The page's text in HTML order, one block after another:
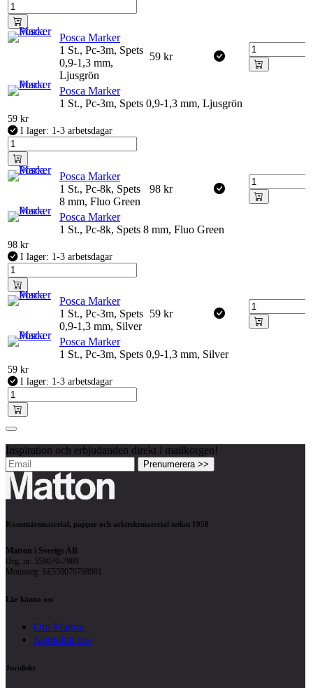
Posca Marker
1 St., Pc-3m, Spets
0,9-1,3 mm,
Ljusgrön
59 kr
Posca Marker
1 St., Pc-3m, Spets 0,9-1,3 mm, Ljusgrön
59 kr
I lager: 1-3 arbetsdagar
Posca Marker
1 St., Pc-8k, Spets
8 mm, Fluo Green
98 kr
Posca Marker
1 St., Pc-8k, Spets 8 mm, Fluo Green
98 kr
I lager: 1-3 arbetsdagar
Posca Marker
1 St., Pc-3m, Spets
0,9-1,3 mm, Silver
59 kr
Posca Marker
1 St., Pc-3m, Spets 0,9-1,3 mm, Silver
59 kr
I lager: 1-3 arbetsdagar
Inspiration och erbjudanden direkt i mailkorgen!
Prenumerera >>
Konstnärsmaterial, papper och arkitektmaterial sedan 1950
Matton i Sverige AB
Org. nr: 559070-7989
Momsreg: SE559070798901
Lär känna oss
Om Matton
Kontakta oss
Juridiskt